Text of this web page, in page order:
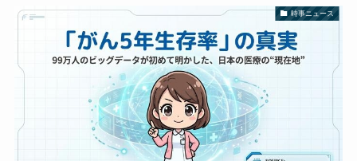
時事ニュース